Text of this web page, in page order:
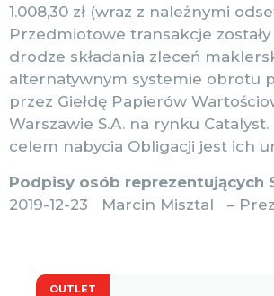
1.008,30 zł (wraz z należnymi
Przedmiotowe transakcje
drodze składania zleceń
alternatywnym systemie obrotu
przez Giełdę Papierów
Warszawie S.A. na rynku Catalyst.
celem nabycia Obligacji jest ich
Podpisy osób reprezentujących
2019-12-23 Marcin Misztal –
OUTLET